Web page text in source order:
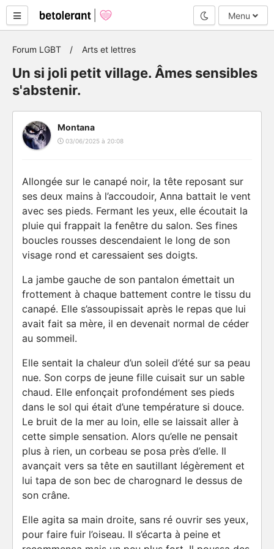
Mode nuit
Menu
Forum LGBT Arts et lettres
Un si joli petit village. Âmes sensibles
s'abstenir.
Montana
03/06/2025 à 20:08
Allongée sur le canapé noir, la tête reposant sur
ses deux mains à l’accoudoir, Anna battait le vent
avec ses pieds. Fermant les yeux, elle écoutait la
pluie qui frappait la fenêtre du salon. Ses fines
boucles rousses descendaient le long de son
visage rond et caressaient ses doigts.
La jambe gauche de son pantalon émettait un
frottement à chaque battement contre le tissu du
canapé. Elle s’assoupissait après le repas que lui
avait fait sa mère, il en devenait normal de céder
au sommeil.
Elle sentait la chaleur d’un soleil d’été sur sa peau
nue. Son corps de jeune fille cuisait sur un sable
chaud. Elle enfonçait profondément ses pieds
dans le sol qui était d’une température si douce.
Le bruit de la mer au loin, elle se laissait aller à
cette simple sensation. Alors qu’elle ne pensait
plus à rien, un corbeau se posa près d’elle. Il
avançait vers sa tête en sautillant légèrement et
lui tapa de son bec de charognard le dessus de
son crâne.
Elle agita sa main droite, sans ré ouvrir ses yeux,
pour faire fuir l’oiseau. Il s’écarta à peine et